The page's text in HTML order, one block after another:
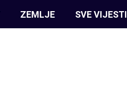
ZEMLJE SVE VIJESTI